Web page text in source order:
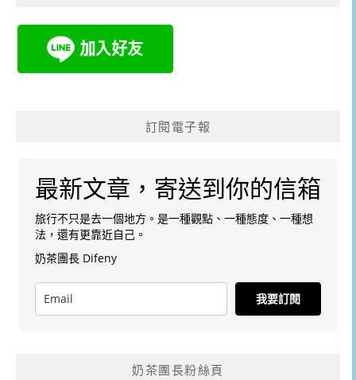
訂閱電子報
最新文章，寄送到你的信箱
旅行不只是去一個地方。是一種觀點、一種態度、一種想
法，還有更靠近自己。
奶茶團長 Difeny
我要訂閱
奶茶團長粉絲頁